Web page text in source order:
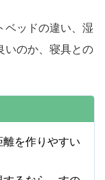
ベッドの違い、湿
いのか、寝具との
を作りやすい